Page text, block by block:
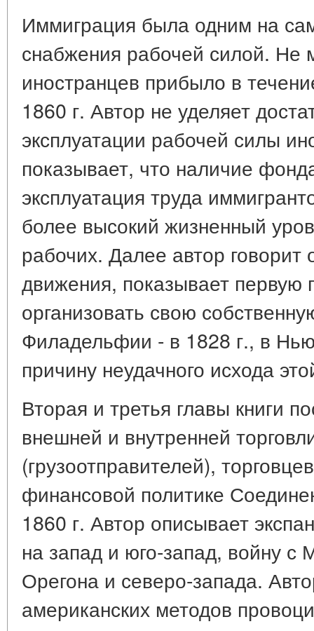
Иммиграция была одним на
снабжения рабочей силой. Не
иностранцев прибыло в
1860 г. Автор не уделяет
эксплуатации рабочей силы
показывает, что наличие
эксплуатация труда
более высокий жизненный
рабочих. Далее автор говорит
движения, показывает первую
организовать свою
Филадельфии - в 1828 г., в
причину неудачного исхода
Вторая и третья главы книги
внешней и внутренней
(грузоотправителей),
финансовой политике
1860 г. Автор описывает
на запад и юго-запад, войну с
Орегона и северо-запада.
американских методов